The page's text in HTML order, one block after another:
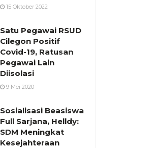
15 Oktober 2022
Satu Pegawai RSUD
Cilegon Positif
Covid-19, Ratusan
Pegawai Lain
Diisolasi
9 Mei 2020
Sosialisasi Beasiswa
Full Sarjana, Helldy:
SDM Meningkat
Kesejahteraan